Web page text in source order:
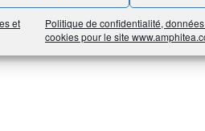
et
Politique de confidentialité,
cookies pour le site
je continue à vous